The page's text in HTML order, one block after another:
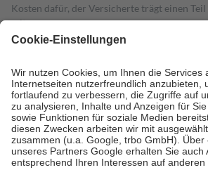
Kosten dafür, der Versicherte trägt einen
mit.
Grundsätzlich leisten Mitglieder Zuzahlungen
höchstens zehn Euro.
Es sind jedoch nie
Kosten der Leistung zu entrichten.
Diese Regeln gelten grundsätzlich auch für
Bei Heilmitteln und häuslicher
Zuzahlung zehn Prozent der Kosten sowie
Verordnung.
Um das Engagement der Versicherten für ihre